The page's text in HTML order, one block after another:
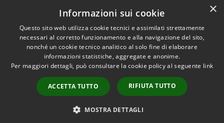
Accessibilità
Privacy
Mappa del sito
Comune convenzionato
Astigov
Progetto|Convenzione
Adesioni
•Accesso redazione
×
Informazioni sui cookie
Questo sito web utilizza cookie tecnici e assimilati strettamente
necessari al corretto funzionamento e alla navigazione del sito,
nonché un cookie tecnico analitico al solo fine di elaborare
informazioni statistiche, aggregate e anonime.
Per maggiori dettagli, può consultare la cookie policy al seguente link
ACCETTA TUTTO RIFIUTA TUTTO
MOSTRA DETTAGLI